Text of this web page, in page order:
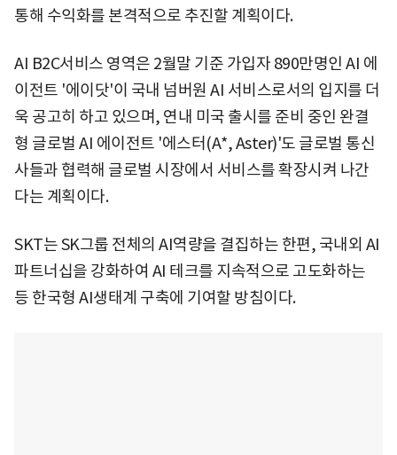
통해 수익화를 본격적으로 추진할 계획이다.
AI B2C서비스 영역은 2월말 기준 가입자 890만명인 AI 에
이전트 '에이닷'이 국내 넘버원 AI 서비스로서의 입지를 더
욱 공고히 하고 있으며, 연내 미국 출시를 준비 중인 완결
형 글로벌 AI 에이전트 '에스터(A*, Aster)'도 글로벌 통신
사들과 협력해 글로벌 시장에서 서비스를 확장시켜 나간
다는 계획이다.
SKT는 SK그룹 전체의 AI역량을 결집하는 한편, 국내외 AI
파트너십을 강화하여 AI 테크를 지속적으로 고도화하는
등 한국형 AI생태계 구축에 기여할 방침이다.